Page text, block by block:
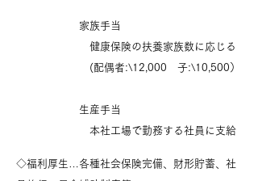
家族手当
健康保険の扶養家族数に応じる
(配偶者:\12,000 子:\10,500）
生産手当
本社工場で勤務する社員に支給
◇福利厚生…各種社会保険完備、 財形貯蓄、社